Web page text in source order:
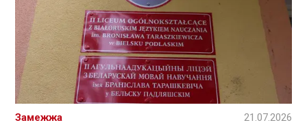
Замежжа 21.07.2026